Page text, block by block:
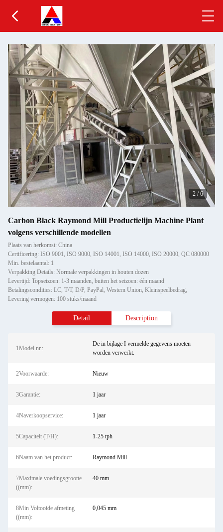
2 /6
Carbon Black Raymond Mill Productielijn Machine Plant
volgens verschillende modellen
Plaats van herkomst: China
Certificering: ISO 9001, ISO 9000, ISO 14001, ISO 14000, ISO 20000, QC 080000
Min. bestelaantal: 1
Verpakking Details: Normale verpakkingen in houten dozen
Levertijd: Topseizoen: 1-3 maanden, buiten het seizoen: één maand
Betalingscondities: LC, T/T, D/P, PayPal, Western Union, Kleinspeelbedrag,
Levering vermogen: 100 stuks/maand
Detail Description
1Model nr.:
De in bijlage I vermelde gegevens moeten
worden verwerkt.
2Voorwaarde: Nieuw
3Garantie: 1 jaar
4Naverkoopservice: 1 jaar
5Capaciteit (T/H): 1-25 tph
6Naam van het product: Raymond Mill
7Maximale voedingsgrootte
((mm):
40 mm
8Min Voltooide afmeting
((mm):
0,045 mm